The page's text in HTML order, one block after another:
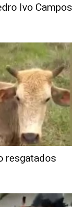
Ivo Campos
resgatados